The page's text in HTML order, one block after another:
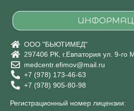
ООО "БЬЮТИМЕД"
297406 РК, г.Евпатория ул. 9-го
medcentr.efimov@mail.ru
+7 (978) 173-46-63
+7 (978) 905-80-98
Регистрационный номер лицензии: